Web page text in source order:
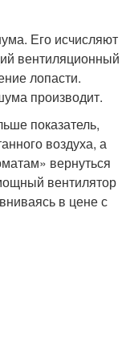
Его исчисляют
вентиляционный
лопасти.
производит.
показатель,
воздуха, а
вернуться
вентилятор
в цене с